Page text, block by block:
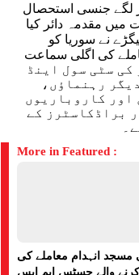
لگے جنسی استحصال
میں مقدمہ دائر کیا
نے سوریا کو
کی اگلی سماعت
کی سٹی سول اینڈ
رہنماؤں،
اور کاروباریوں
براڈکاسٹرز کے
More in Featured :
مسجد انہدام معاملے کی
والے جسٹس ایم ایس